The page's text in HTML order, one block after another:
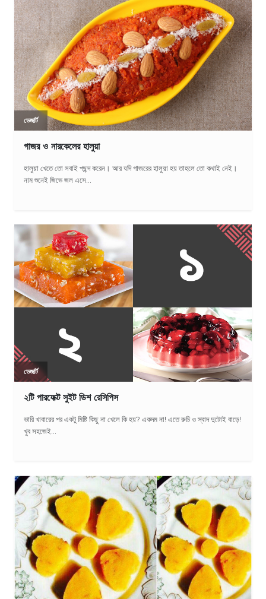
ডেজার্ট
গাজর ও নারকেলের হালুয়া
হালুয়া খেতে তো সবাই পছন্দ করেন। আর যদি গাজরের হালুয়া হয় তাহলে তো কথাই নেই।
নাম শুনেই জিভে জল এসে...
ডেজার্ট
২টি পারফেক্ট সুইট ডিশ রেসিপিস
ভারি খাবারের পর একটু মিষ্টি কিছু না খেলে কি হয়? একদম না! এতে রুচি ও স্বাদ দুটোই বাড়ে!
খুব সহজেই...